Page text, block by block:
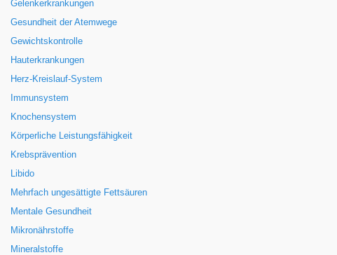
Gelenkerkrankungen
Gesundheit der Atemwege
Gewichtskontrolle
Hauterkrankungen
Herz-Kreislauf-System
Immunsystem
Knochensystem
Körperliche Leistungsfähigkeit
Krebsprävention
Libido
Mehrfach ungesättigte Fettsäuren
Mentale Gesundheit
Mikronährstoffe
Mineralstoffe